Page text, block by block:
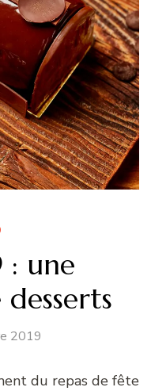
: une
2019
du repas de fête